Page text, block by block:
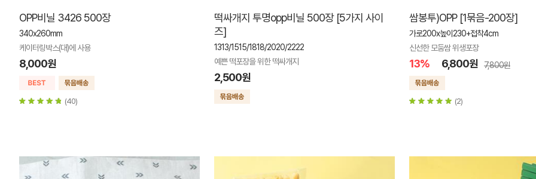
OPP비닐 3426 500장
340x260mm
케이터링박스(대)에 사용
8,000원
(40)
떡싸개지 투명opp비닐 500장 [5가지 사이
즈]
1313/1515/1818/2020/2222
예쁜 떡포장을 위한 떡싸개지
2,500원
쌈봉투)OPP [1묶음-200장]
가로200x높이230+접착4cm
신선한 모둠쌈 위생포장
13% 6,800원 7,800원
(2)